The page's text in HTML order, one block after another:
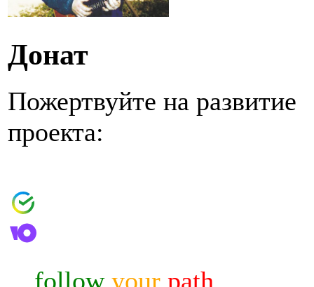
Донат
Пожертвуйте на развитие
проекта:
…follow your path…